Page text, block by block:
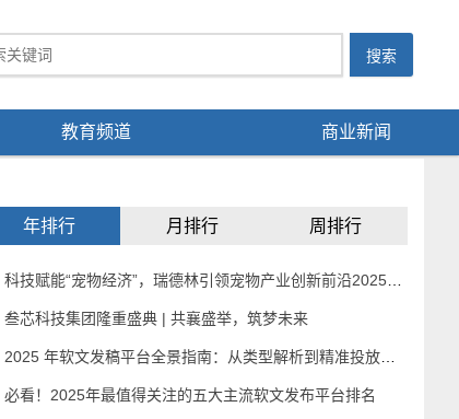
教育频道 商业新闻
年排行 月排行 周排行
科技赋能“宠物经济”，瑞德林引领宠物产业创新前沿2025宠物产业科技创新与融资论坛成功举办
叁芯科技集团隆重盛典 | 共襄盛举，筑梦未来
2025 年软文发稿平台全景指南：从类型解析到精准投放，解锁高效传播密码
必看！2025年最值得关注的五大主流软文发布平台排名